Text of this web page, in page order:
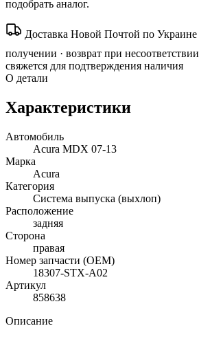
подобрать аналог.
Доставка Новой Почтой по Украине
получении · возврат при несоответствии
свяжется для подтверждения наличия
О детали
Характеристики
Автомобиль
Acura MDX 07-13
Марка
Acura
Категория
Система выпуска (выхлоп)
Расположение
задняя
Сторона
правая
Номер запчасти (OEM)
18307-STX-A02
Артикул
858638
Описание